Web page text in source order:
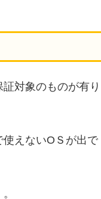
対象のものが有り
使えないОＳが出で